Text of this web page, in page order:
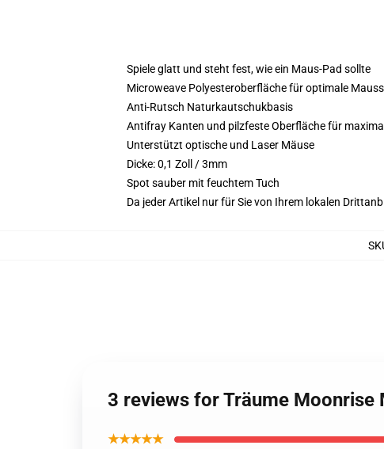
Spiele glatt und steht fest, wie ein Maus-Pad sollte
Microweave Polyesteroberfläche für optimale
Anti-Rutsch Naturkautschukbasis
Antifray Kanten und pilzfeste Oberfläche für
Unterstützt optische und Laser Mäuse
Dicke: 0,1 Zoll / 3mm
Spot sauber mit feuchtem Tuch
Da jeder Artikel nur für Sie von Ihrem lokalen
3 reviews for Träume Moonrise
★★★★★